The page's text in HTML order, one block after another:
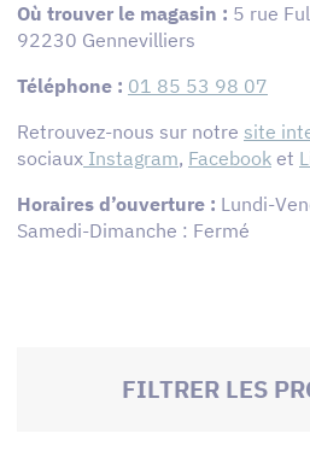
Où trouver le magasin : 5 rue
92230 Gennevilliers
Téléphone : 01 85 53 98 07
Retrouvez-nous sur notre site
sociaux Instagram, Facebook et
Horaires d’ouverture : Lundi-
Samedi-Dimanche : Fermé
FILTRER LES